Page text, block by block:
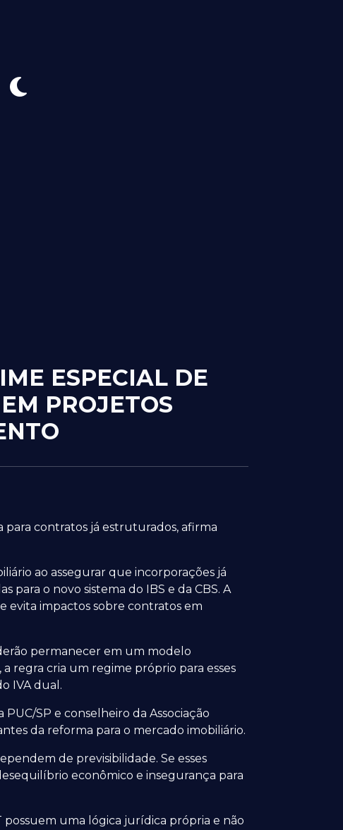
ESPECIAL DE
PROJETOS
contratos já estruturados, afirma
ao assegurar que incorporações já
o novo sistema do IBS e da CBS. A
evita impactos sobre contratos em
permanecer em um modelo
regra cria um regime próprio para esses
IVA dual.
SP e conselheiro da Associação
da reforma para o mercado imobiliário.
de previsibilidade. Se esses
econômico e insegurança para
uma lógica jurídica própria e não